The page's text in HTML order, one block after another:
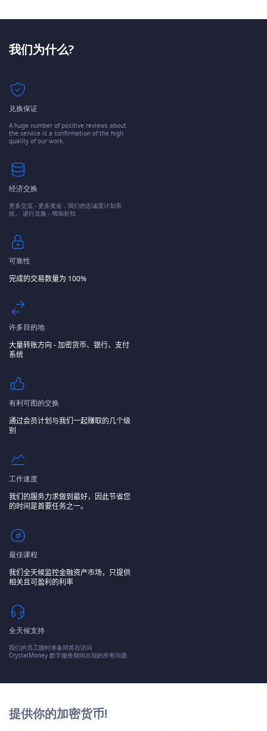
我们为什么?
兑换保证
A huge number of positive reviews about
the service is a confirmation of the high
quality of our work.
经济交换
更多交流 - 更多奖金，我们的忠诚度计划系
统。 进行兑换 - 增加折扣
可靠性
完成的交易数量为 100%
许多目的地
大量转账方向 - 加密货币、银行、支付
系统
有利可图的交换
通过会员计划与我们一起赚取的几个级
别
工作速度
我们的服务力求做到最好，因此节省您
的时间是首要任务之一。
最佳课程
我们全天候监控金融资产市场，只提供
相关且可盈利的利率
全天候支持
我们的员工随时准备回答在访问
CrystalMoney 数字服务期间出现的所有问题
提供你的加密货币!